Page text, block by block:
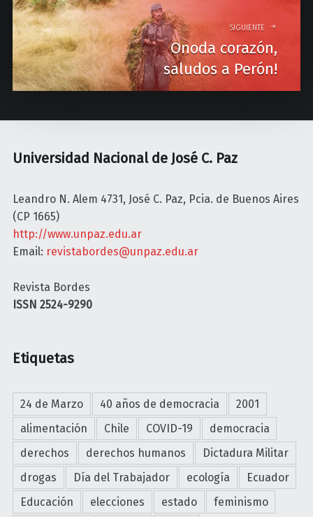
v
i
g
a
o
SIGUIENTE
Onoda corazón,
saludos a Perón!
Universidad Nacional de José C. Paz
Leandro N. Alem 4731, José C. Paz, Pcia. de Buenos Aires
(CP 1665)
http://www.unpaz.edu.ar
Email: revistabordes@unpaz.edu.ar
Revista Bordes
ISSN 2524-9290
Etiquetas
24 de Marzo 40 años de democracia
2001
alimentación
Chile COVID-19
democracia
derechos
derechos humanos
Dictadura Militar
drogas
Día del Trabajador ecología
Ecuador
Educación
elecciones estado
feminismo